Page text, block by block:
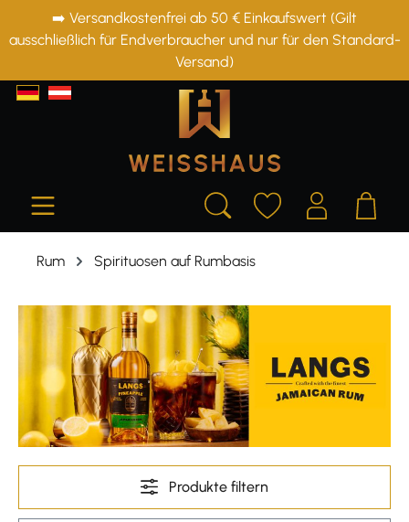
springen
➡️ Versandkostenfrei ab 50 € Einkaufswert (Gilt
ausschließlich für Endverbraucher und nur für den Standard-
Versand)
Rum Spirituosen auf Rumbasis
Produkte filtern